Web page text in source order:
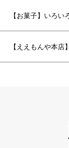
【お菓子】いろ
【ええもんや本